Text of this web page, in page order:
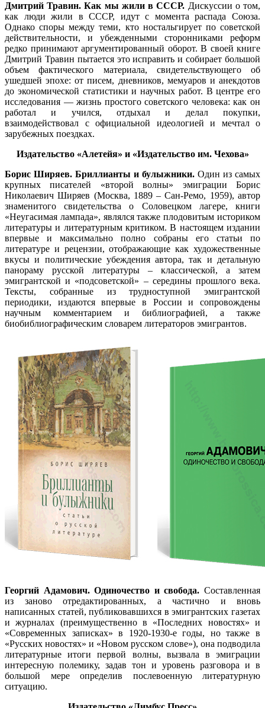
Дмитрий Травин. Как мы жили в СССР. Дискуссии о том,
как люди жили в СССР, идут с момента распада Союза.
Однако споры между теми, кто ностальгирует по советской
действительности, и убежденными сторонниками реформ
редко принимают аргументированный оборот. В своей книге
Дмитрий Травин пытается это исправить и собирает большой
объем фактического материала, свидетельствующего об
ушедшей эпохе: от писем, дневников, мемуаров и анекдотов
до экономической статистики и научных работ. В центре его
исследования — жизнь простого советского человека: как он
работал и учился, отдыхал и делал покупки,
взаимодействовал с официальной идеологией и мечтал о
зарубежных поездках.
Издательство «Алетейя» и «Издательство им. Чехова»
Борис Ширяев. Бриллианты и булыжники. Один из самых
крупных писателей «второй волны» эмиграции Борис
Николаевич Ширяев (Москва, 1889 – Сан-Ремо, 1959), автор
знаменитого свидетельства о Соловецком лагере, книги
«Неугасимая лампада», являлся также плодовитым историком
литературы и литературным критиком. В настоящем издании
впервые и максимально полно собраны его статьи по
литературе и рецензии, отображающие как художественные
вкусы и политические убеждения автора, так и детальную
панораму русской литературы – классической, а затем
эмигрантской и «подсоветской» – середины прошлого века.
Тексты, собранные из трудноступной эмигрантской
периодики, издаются впервые в России и сопровождены
научным комментарием и библиографией, а также
биобиблиографическим словарем литераторов эмигрантов.
Георгий Адамович. Одиночество и свобода. Составленная
из заново отредактированных, а частично и вновь
написанных статей, публиковавшихся в эмигрантских газетах
и журналах (преимущественно в «Последних новостях» и
«Современных записках» в 1920-1930-е годы, но также в
«Русских новостях» и «Новом русском слове»), она подводила
литературные итоги первой волны, вызвала в эмиграции
интересную полемику, задав тон и уровень разговора и в
большой мере определив послевоенную литературную
ситуацию.